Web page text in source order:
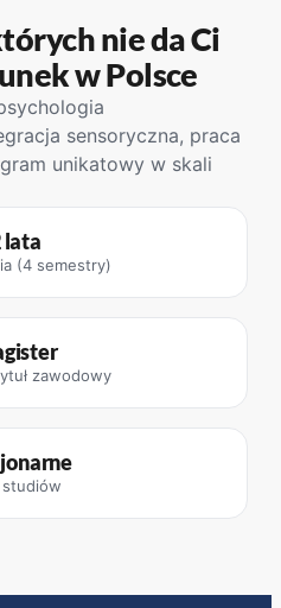
nie da Ci
w Polsce
sensoryczna, praca
unikatowy w skali
lata
(4 semestry)
zawodowy